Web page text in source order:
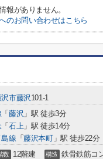
報がありません。
のお問い合わせはこちら
沢市藤沢 101-1
「 藤沢 」駅 徒歩3分
「 石上」駅 徒歩14分
線 「藤沢本町」駅 徒歩22分
数 12階建 構造 鉄骨鉄筋コ